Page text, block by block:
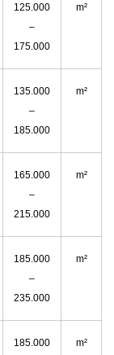
125.000
–
175.000
m²
135.000
–
185.000
m²
165.000
–
215.000
m²
185.000
–
235.000
m²
185.000
m²